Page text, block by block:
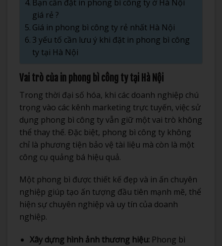
Bạn cần đặt in phong bì công ty ở Hà Nội
giá rẻ ?
Giá in phong bì công ty rẻ nhất Hà Nội
3 yếu tố cần lưu ý khi đặt in phong bì công
ty tại Hà Nội
Vai trò của in phong bì công ty tại Hà Nội
Trong thời đại số hóa, khi các doanh nghiệp chú
trọng vào các kênh marketing trực tuyến, việc sử
dụng phong bì công ty vẫn giữ một vai trò không
thể thay thế. Đặc biệt, phong bì công ty không
chỉ là phương tiện bảo vệ tài liệu mà còn là một
công cụ quảng bá hiệu quả.
Một phong bì được thiết kế đẹp và in ấn chuyên
nghiệp giúp tạo ấn tượng đầu tiên mạnh mẽ, thể
hiện sự chuyên nghiệp và uy tín của doanh
nghiệp.
Xây dựng hình ảnh thương hiệu:Phong bì